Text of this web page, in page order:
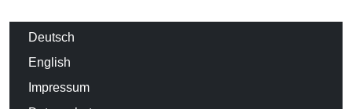
Deutsch
English
Impressum